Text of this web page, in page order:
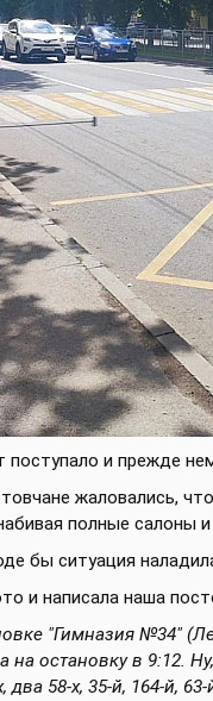
поступало и прежде
жаловались,
полные салоны
бы ситуация
и написала наша
"Гимназия №34"
остановку в 9:12.
58-х, 35-й, 164-й,